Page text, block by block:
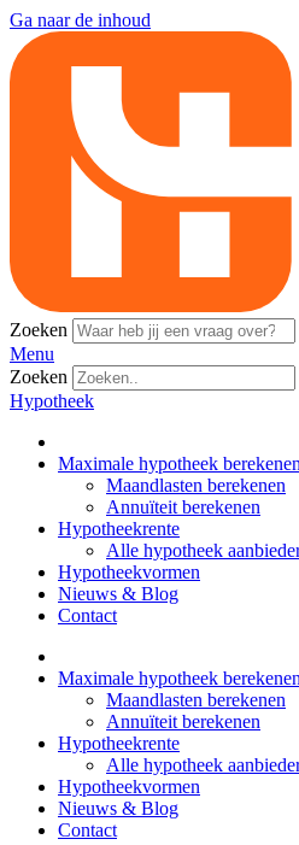
Ga naar de inhoud
Zoeken
Menu
Zoeken
Hypotheek
Maximale hypotheek berekenen
Maandlasten berekenen
Annuïteit berekenen
Hypotheekrente
Alle hypotheek
Hypotheekvormen
Nieuws & Blog
Contact
Maximale hypotheek berekenen
Maandlasten berekenen
Annuïteit berekenen
Hypotheekrente
Alle hypotheek
Hypotheekvormen
Nieuws & Blog
Contact